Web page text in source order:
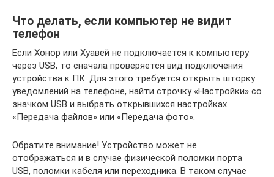
Что делать, если компьютер не видит
телефон
Если Хонор или Хуавей не подключается к компьютеру
через USB, то сначала проверяется вид подключения
устройства к ПК. Для этого требуется открыть шторку
уведомлений на телефоне, найти строчку «Настройки» со
значком USB и выбрать открывшихся настройках
«Передача файлов» или «Передача фото».
Обратите внимание! Устройство может не
отображаться и в случае физической поломки порта
USB, поломки кабеля или переходника. В таком случае